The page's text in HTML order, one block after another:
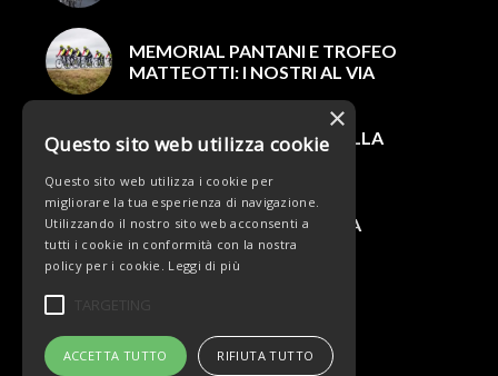
MEMORIAL PANTANI E TROFEO
MATTEOTTI: I NOSTRI AL VIA
DOMENICA IL DEBUTTO ALLA
VUELTA A SAN JUAN
CINQUE CONFERME PER LA
PROSSIMA STAGIONE
×
Questo sito web utilizza cookie
Questo sito web utilizza i cookie per
migliorare la tua esperienza di navigazione.
Utilizzando il nostro sito web acconsenti a
tutti i cookie in conformità con la nostra
policy per i cookie. Leggi di più
TARGETING
ACCETTA TUTTO RIFIUTA TUTTO